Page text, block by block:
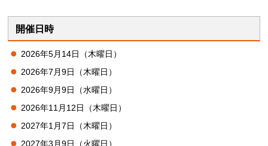
開催日時
2026年5月14日（木曜日）
2026年7月9日（木曜日）
2026年9月9日（水曜日）
2026年11月12日（木曜日）
2027年1月7日（木曜日）
2027年3月9日（火曜日）